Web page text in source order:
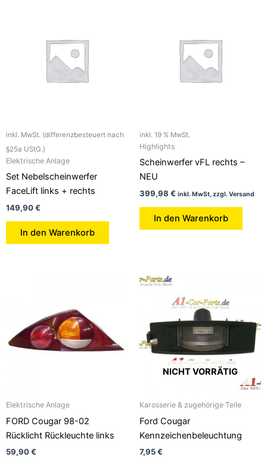
inkl. MwSt. (differenzbesteuert nach
§25a UStG.)
Elektrische Anlage
Set Nebelscheinwerfer
FaceLift links + rechts
149,90€
In den Warenkorb
inkl. 19 % MwSt.
Highlights
Scheinwerfer vFL rechts –
NEU
399,98 € inkl. MwSt, zzgl. Versand
In den Warenkorb
Elektrische Anlage
FORD Cougar 98-02
Rücklicht Rückleuchte links
59,90€
NICHT VORRÄTIG
Karosserie & zugehörige Teile
Ford Cougar
Kennzeichenbeleuchtung
7,95€